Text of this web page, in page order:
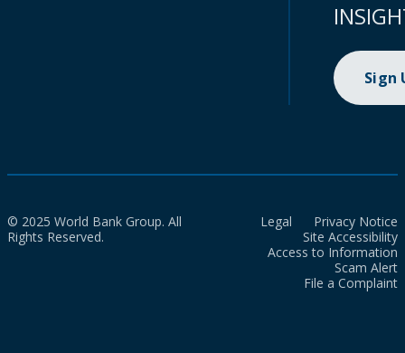
Sign
© 2025 World Bank Group. All
Rights Reserved.
Legal
Privacy Notice
Site Accessibility
Access to Information
Scam Alert
File a Complaint